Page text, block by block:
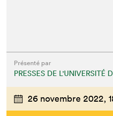
Présenté par
PRESSES DE L'UNIVERSITÉ
26 novembre 2022,